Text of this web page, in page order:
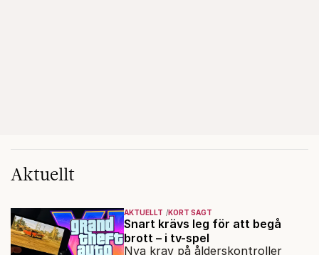
Aktuellt
AKTUELLT KORT SAGT
Snart krävs leg för att begå
brott – i tv-spel
Nya krav på ålderskontroller